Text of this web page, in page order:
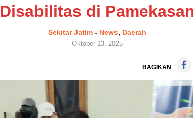
Disabilitas di
Sekitar Jatim - News, Daerah
Oktober 13, 2025
BAGIKAN